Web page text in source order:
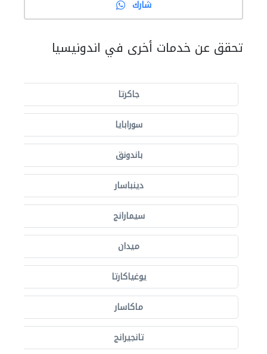
شارك
تحقق عن خدمات أخرى في اندونيسيا
جاكرتا
سورابايا
باندونق
دينباسار
سيمارانج
ميدان
يوغياكارتا
ماكاسار
تانجيرانج